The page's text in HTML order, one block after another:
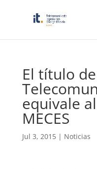
El título
equivale
MECES
Jul 3, 2015| Noticias